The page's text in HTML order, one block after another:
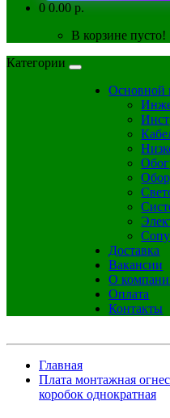
00.00 р.
В корзине пусто!
Категории
Основной
Доставка
Вакансии
О
Оплата
Контакты
Главная
Плата монтажная
коробок однократная